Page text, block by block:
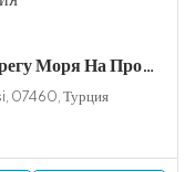
Роскошные Апартаменты На Берегу Моря На Продажу В Кестеле, Аланья
07460, Турция